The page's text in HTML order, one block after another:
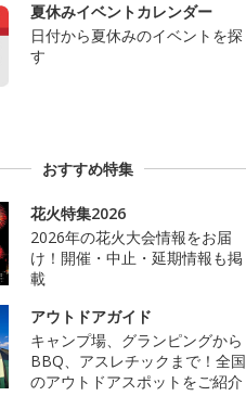
夏休みイベントカレンダー
日付から夏休みのイベントを探
す
おすすめ特集
花火特集2026
2026年の花火大会情報をお届
け！開催・中止・延期情報も掲
載
アウトドアガイド
キャンプ場、グランピングから
BBQ、アスレチックまで！全国
のアウトドアスポットをご紹介